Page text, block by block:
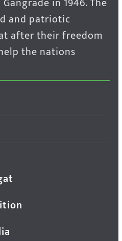
and patriotic
after their freedom
the nations